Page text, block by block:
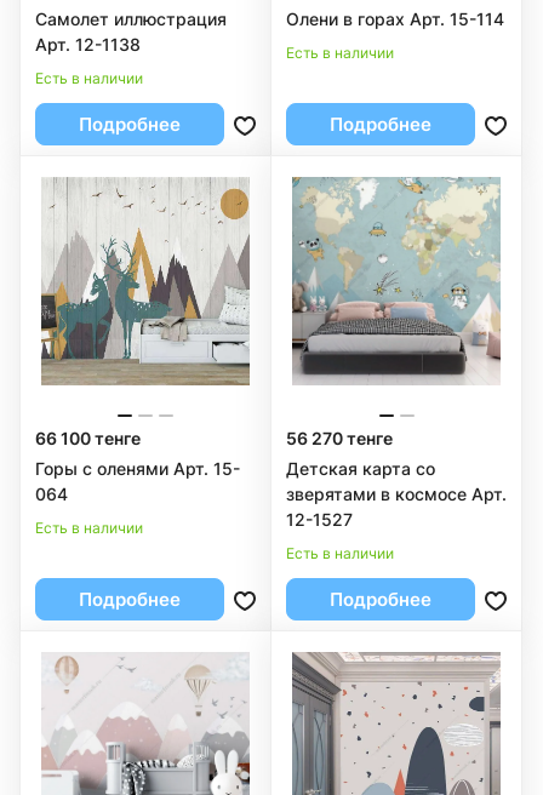
Самолет иллюстрация
Арт. 12-1138
Есть в наличии
Подробнее
Олени в горах Арт. 15-114
Есть в наличии
Подробнее
66 100 тенге
Горы с оленями Арт. 15-
064
Есть в наличии
Подробнее
56 270 тенге
Детская карта со
зверятами в космосе Арт.
12-1527
Есть в наличии
Подробнее